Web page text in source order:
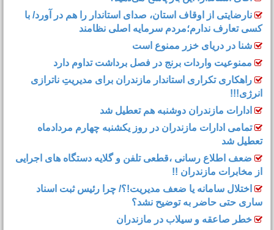
نارضایتی از اوقاف استان، صدای استاندار را هم در آورد/ با
کسی تعارف ندارم؛مردم سرمایه اصلی نظامند
شنا در دریای خزر ممنوع است
ممنوعیت واردات برنج در فصل برداشت تداوم دارد
راهکاری تکراری استاندار مازندران برای مدیریتِ ناترازی
انرژی!!!
ادارات مازندران دوشنبه هم تعطیل شد
تمامی ادارات مازندران در روز یکشنبه چهارم مردادماه
تعطیل شد
ضعف اطلاع رسانی ،قطعی تلفن و گلایه دستگاه های اجرایی
از مخابرات مازندران !!
اختلال سامانه یا ضعف مدیریت!؟/ چرا رئیس ثبت اسناد
ساری حتی حاضر به توضیح نشد؟
خطر صاعقه و سیلاب در مازندران